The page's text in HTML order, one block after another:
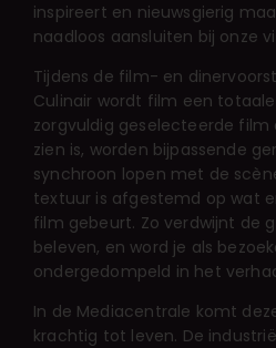
inspireert en nieuwsgierig
naadloos aansluiten bij onze
Tijdens de film- en
Culinair wordt film een
zorgvuldig geselecteerde
zien is, worden bijpassende
synchroon lopen met de
textuur is afgestemd op wat
film gebeurt. Zo verdwijnt de
beleven, en word je als
ondergedompeld in het
In de Mediacentrale komt
krachtig tot leven. De